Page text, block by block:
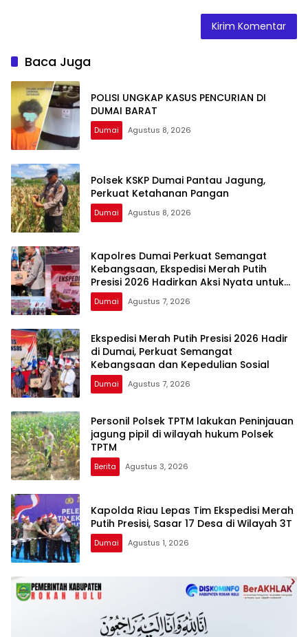
Baca Juga
POLISI UNGKAP KASUS PENCURIAN DI
DUMAI BARAT
Dumai Agustus 8, 2026
Polsek KSKP Dumai Pantau Jagung,
Perkuat Ketahanan Pangan
Dumai Agustus 8, 2026
Kapolres Dumai Perkuat Semangat
Kebangsaan, Ekspedisi Merah Putih
Presisi 2026 Hadirkan Aksi Nyata untuk
Rakyat
Dumai Agustus 7, 2026
Ekspedisi Merah Putih Presisi 2026 Hadir
di Dumai, Perkuat Semangat
Kebangsaan dan Kepedulian Sosial
Dumai Agustus 7, 2026
Personil Polsek TPTM lakukan Peninjauan
jagung pipil di wilayah hukum Polsek
TPTM
Berita Agustus 3, 2026
Kapolda Riau Lepas Tim Ekspedisi Merah
Putih Presisi, Sasar 17 Desa di Wilayah 3T
Dumai Agustus 1, 2026